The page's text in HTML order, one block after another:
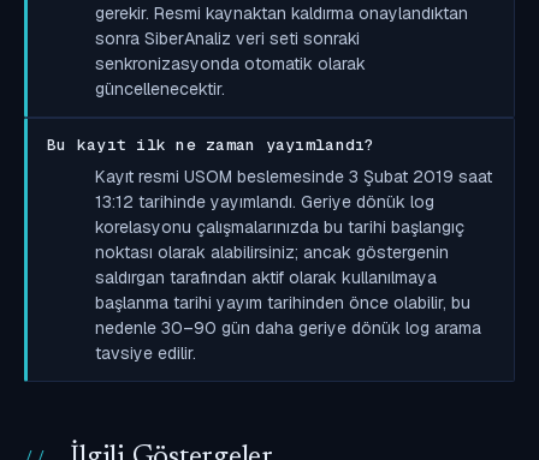
gerekir. Resmi kaynaktan kaldırma onaylandıktan
sonra SiberAnaliz veri seti sonraki
senkronizasyonda otomatik olarak
güncellenecektir.
Bu kayıt ilk ne zaman yayımlandı?
Kayıt resmi USOM beslemesinde 3 Şubat 2019 saat
13:12 tarihinde yayımlandı. Geriye dönük log
korelasyonu çalışmalarınızda bu tarihi başlangıç
noktası olarak alabilirsiniz; ancak göstergenin
saldırgan tarafından aktif olarak kullanılmaya
başlanma tarihi yayım tarihinden önce olabilir, bu
nedenle 30–90 gün daha geriye dönük log arama
tavsiye edilir.